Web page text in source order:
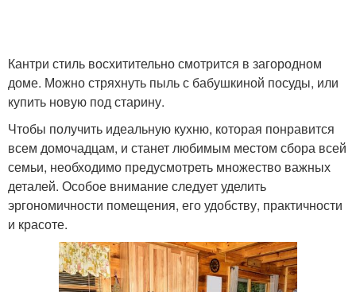
Кантри стиль восхитительно смотрится в загородном
доме. Можно стряхнуть пыль с бабушкиной посуды, или
купить новую под старину.
Чтобы получить идеальную кухню, которая понравится
всем домочадцам, и станет любимым местом сбора всей
семьи, необходимо предусмотреть множество важных
деталей. Особое внимание следует уделить
эргономичности помещения, его удобству, практичности
и красоте.